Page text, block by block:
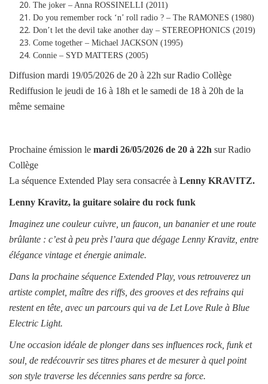
The joker – Anna ROSSINELLI (2011)
Do you remember rock ‘n’ roll radio ? – The RAMONES (1980)
Don’t let the devil take another day – STEREOPHONICS (2019)
Come together – Michael JACKSON (1995)
Connie – SYD MATTERS (2005)
Diffusion mardi 19/05/2026 de 20 à 22h sur Radio Collège
Rediffusion le jeudi de 16 à 18h et le samedi de 18 à 20h de la
même semaine
Prochaine émission le mardi 26/05/2026 de 20 à 22h sur Radio
Collège
La séquence Extended Play sera consacrée à Lenny KRAVITZ.
Lenny Kravitz, la guitare solaire du rock funk
Imaginez une couleur cuivre, un faucon, un bananier et une route
brûlante : c’est à peu près l’aura que dégage Lenny Kravitz, entre
élégance vintage et énergie animale.
Dans la prochaine séquence Extended Play, vous retrouverez un
artiste complet, maître des riffs, des grooves et des refrains qui
restent en tête, avec un parcours qui va de Let Love Rule à Blue
Electric Light.
Une occasion idéale de plonger dans ses influences rock, funk et
soul, de redécouvrir ses titres phares et de mesurer à quel point
son style traverse les décennies sans perdre sa force.